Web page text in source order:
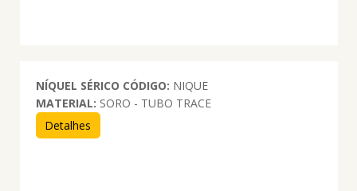
NÍQUEL SÉRICO CÓDIGO: NIQUE
MATERIAL: SORO - TUBO TRACE
Detalhes